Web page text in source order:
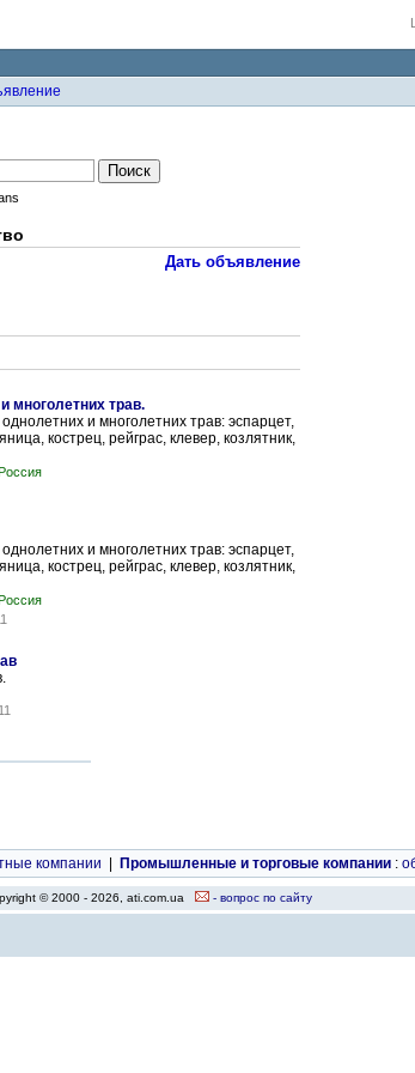
Дать объявление
многолетних трав.
и многолетних трав: эспарцет,
кострец, рейграс, клевер, козлятник,
и многолетних трав: эспарцет,
кострец, рейграс, клевер, козлятник,
компании Промышленные и торговые компании :
© 2000 - 2026, ati.com.ua - вопрос по сайту